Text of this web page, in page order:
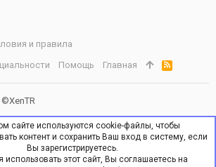
и правила
Помощь Главная
R
S
S
сайте используются cookie-файлы, чтобы
контент и сохранить Ваш вход в систему, если
Вы зарегистрируетесь.
использовать этот сайт, Вы соглашаетесь на